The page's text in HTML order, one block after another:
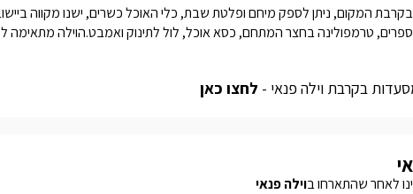
טרמפולינה בחצר המתחם, כסא אוכל, לול לתינוק ואמבט.הוילה מתאימה ל16 איש כולל ילדים.
בקרבת וילה פנאי - לחצו כאן
לאחר שהתארחו בוילה פנאי